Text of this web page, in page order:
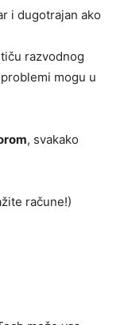
i dugotrajan ako
razvodnog
mogu u
, svakako
račune!)